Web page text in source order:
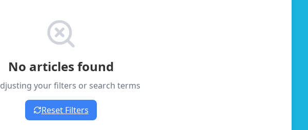
No articles found
your filters or search terms
Reset Filters